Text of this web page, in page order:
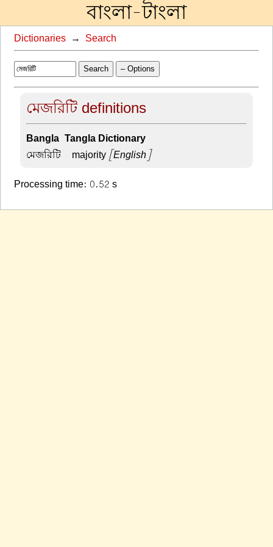
বাংলা-টাংলা
Dictionaries → Search
Search – Options
মেজরিটি definitions
Bangla-Tangla Dictionary
মেজরিটি – majority [English]
Processing time: 0.52 s